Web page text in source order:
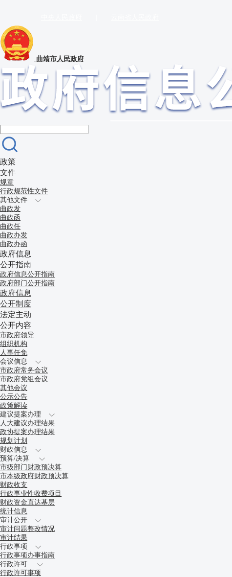
曲靖市人民政府
政策
文件
规章
行政规范性文件
其他文件
曲政发
曲政函
曲政任
曲政办发
曲政办函
政府信息
公开指南
政府信息公开指南
政府部门公开指南
政府信息
公开制度
法定主动
公开内容
市政府领导
组织机构
人事任免
会议信息
市政府常务会议
市政府党组会议
其他会议
公示公告
政策解读
建议提案办理
人大建议办理结果
政协提案办理结果
规划计划
财政信息
预算/决算
市级部门财政预决算
市本级政府财政预决算
财政收支
行政事业性收费项目
财政资金直达基层
统计信息
审计公开
审计问题整改情况
审计结果
行政事项
行政事项办事指南
行政许可
行政许可事项